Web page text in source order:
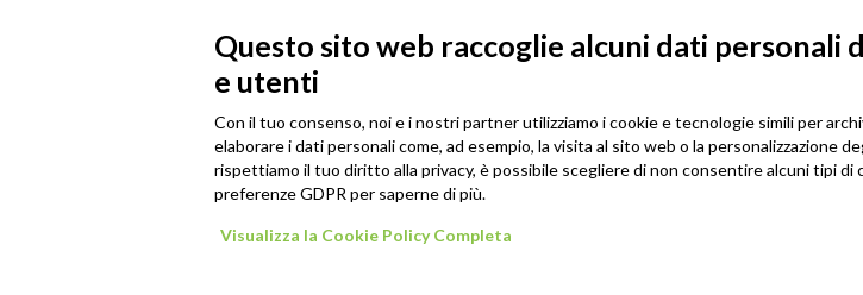
Questo sito web raccoglie alcuni dati personali
e utenti
Con il tuo consenso, noi e i nostri partner utilizziamo i cookie e tecnologie simili per
elaborare i dati personali come, ad esempio, la visita al sito web o la personalizzazione
rispettiamo il tuo diritto alla privacy, è possibile scegliere di non consentire alcuni tipi di
preferenze GDPR per saperne di più.
Visualizza la Cookie Policy Completa